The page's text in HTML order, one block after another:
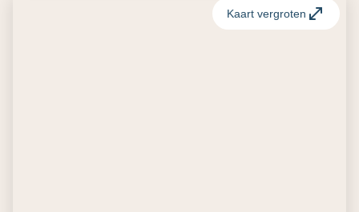
Kaart vergroten